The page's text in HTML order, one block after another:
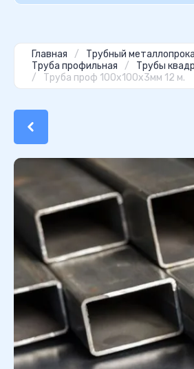
Главная / Трубный
Труба профильная
/
Трубы
/
Труба проф 100х100х3мм 12 м.